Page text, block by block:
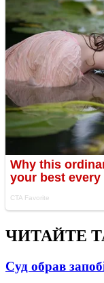
ЧИТАЙТЕ
Суд обрав